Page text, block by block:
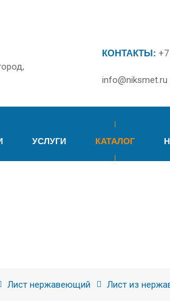
КОНТАКТЫ:
info@niksmet.ru
УСЛУГИ КАТАЛОГ
Лист нержавеющий Лист из